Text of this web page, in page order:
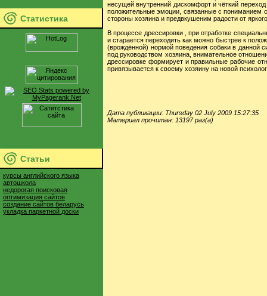
Статистика
Статьи
курсы английского языка
автошкола
недорогая поисковая
оптимизация сайтов
создание сайтов беларусь
укладка паркетной доски
несущей внутренний дискомфорт и чёткий
положительные эмоции, связанные с пониманием
стороны хозяина и предвкушеним радости от
В процессе дрессировки , при отработке
и старается переходить как можно быстрее к
(врождённой) нормой поведения собаки в данной
под руководством хозяина, внимательное
дрессировке формирует и правильные рабочие
привязывается к своему хозяину на новой
Дата публикации: Thursday 02 July 2009 15:27:35
Материал прочитан: 13197 раз(а)